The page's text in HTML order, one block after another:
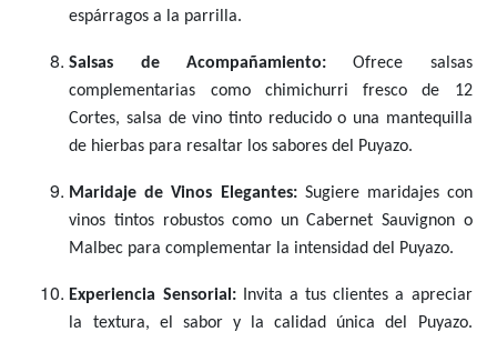
espárragos a la parrilla.
Salsas de Acompañamiento: Ofrece salsas
complementarias como chimichurri fresco de 12
Cortes, salsa de vino tinto reducido o una mantequilla
de hierbas para resaltar los sabores del Puyazo.
Maridaje de Vinos Elegantes:Sugiere maridajes con
vinos tintos robustos como un Cabernet Sauvignon o
Malbec para complementar la intensidad del Puyazo.
Experiencia Sensorial:Invita a tus clientes a apreciar
la textura, el sabor y la calidad única del Puyazo.